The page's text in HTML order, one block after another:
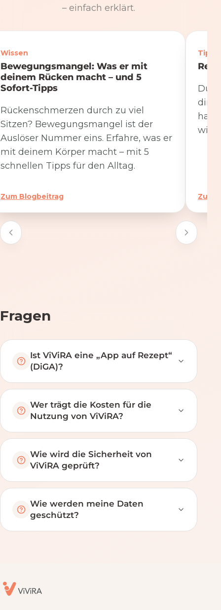
– einfach erklärt.
Wissen
Bewegungsmangel: Was er mit
deinem Rücken macht – und 5
Sofort-Tipps
Rückenschmerzen durch zu viel
Sitzen? Bewegungsmangel ist der
Auslöser Nummer eins. Erfahre, was er
mit deinem Körper macht – mit 5
schnellen Tipps für den Alltag.
Zum Blogbeitrag
Tipps
Du
hat.
Zum
Fragen
Ist ViViRA eine „App auf Rezept“
(DiGA)?
Wer trägt die Kosten für die
Nutzung von ViViRA?
Wie wird die Sicherheit von
ViViRA geprüft?
Wie werden meine Daten
geschützt?